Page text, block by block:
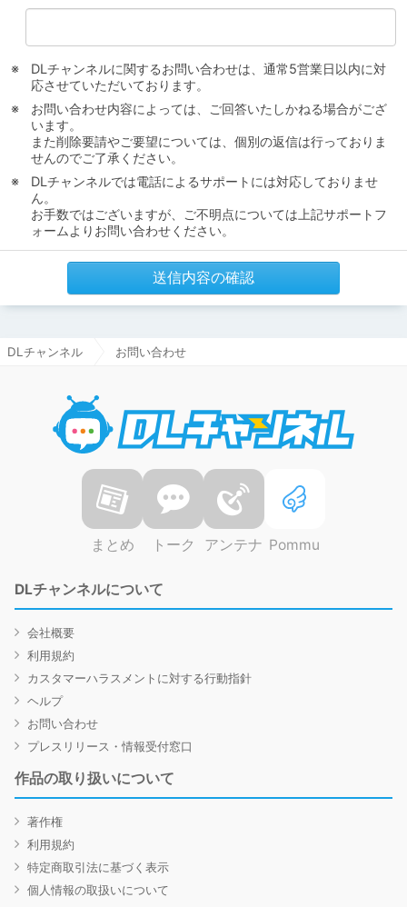
DLチャンネルに関するお問い合わせは、通常5営業日以内に対
応させていただいております。
お問い合わせ内容によっては、ご回答いたしかねる場合がござ
います。
また削除要請やご要望については、個別の返信は行っておりま
せんのでご了承ください。
DLチャンネルでは電話によるサポートには対応しておりませ
ん。
お手数ではございますが、ご不明点については上記サポートフ
ォームよりお問い合わせください。
送信内容の確認
DLチャンネル お問い合わせ
まとめ トーク アンテナ Pommu
DLチャンネルについて
会社概要
利用規約
カスタマーハラスメントに対する行動指針
ヘルプ
お問い合わせ
プレスリリース・情報受付窓口
作品の取り扱いについて
著作権
利用規約
特定商取引法に基づく表示
個人情報の取扱いについて